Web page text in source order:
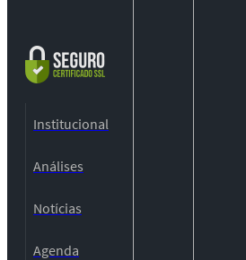
Institucional
Análises
Notícias
Agenda